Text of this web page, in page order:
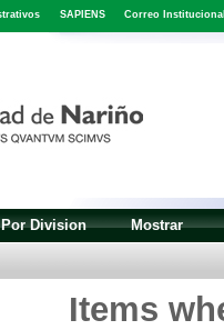
SAPIENS Correo
Division Mostrar
Items